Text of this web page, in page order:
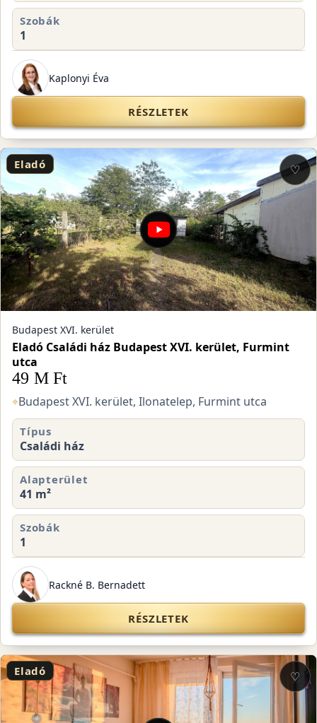
Szobák
1
Kaplonyi Éva
RÉSZLETEK
Eladó ♡
Budapest XVI. kerület
Eladó Családi ház Budapest XVI. kerület, Furmint
utca
49 M Ft
⌖Budapest XVI. kerület, Ilonatelep, Furmint utca
Típus
Családi ház
Alapterület
41 m²
Szobák
1
Rackné B. Bernadett
RÉSZLETEK
Eladó ♡